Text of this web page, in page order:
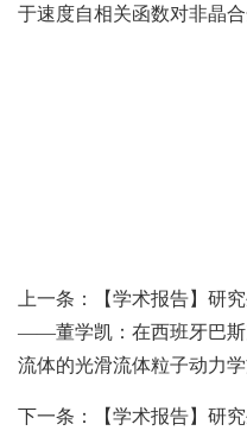
于速度自相关函数对非晶
上一条：【学术报告】研
——董学凯：在西班牙巴斯
流体的光滑流体粒子动力
下一条：【学术报告】研